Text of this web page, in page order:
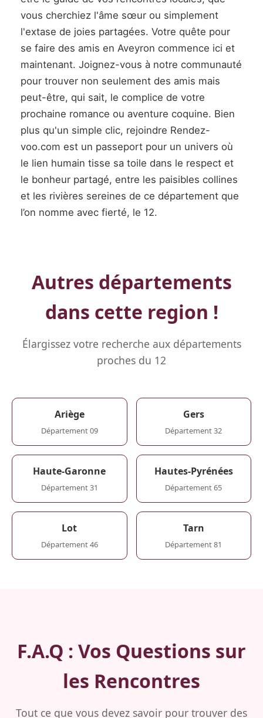
vous cherchiez l'âme sœur ou simplement
l'extase de joies partagées. Votre quête pour
se faire des amis en Aveyron commence ici et
maintenant. Joignez-vous à notre communauté
pour trouver non seulement des amis mais
peut-être, qui sait, le complice de votre
prochaine romance ou aventure coquine. Bien
plus qu'un simple clic, rejoindre Rendez-
voo.com est un passeport pour un univers où
le lien humain tisse sa toile dans le respect et
le bonheur partagé, entre les paisibles collines
et les rivières sereines de ce département que
l’on nomme avec fierté, le 12.
Autres départements
dans cette region !
Élargissez votre recherche aux départements
proches du 12
Ariège
Département 09
Gers
Département 32
Haute-Garonne
Département 31
Hautes-Pyrénées
Département 65
Lot
Département 46
Tarn
Département 81
F.A.Q : Vos Questions sur
les Rencontres
Tout ce que vous devez savoir pour trouver des